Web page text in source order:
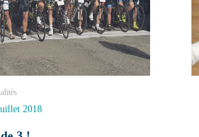
2018